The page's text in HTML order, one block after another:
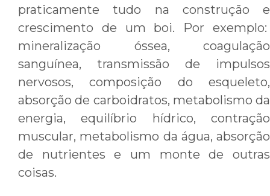
praticamente tudo na construção e
crescimento de um boi. Por exemplo:
mineralização óssea, coagulação
sanguínea, transmissão de impulsos
nervosos, composição do esqueleto,
absorção de carboidratos, metabolismo da
energia, equilíbrio hídrico, contração
muscular, metabolismo da água, absorção
de nutrientes e um monte de outras
coisas.